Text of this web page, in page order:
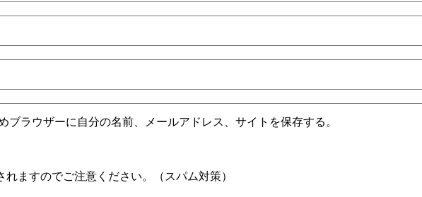
ブラウザーに自分の名前、メールアドレス、サイトを保存する。
ますのでご注意ください。（スパム対策）